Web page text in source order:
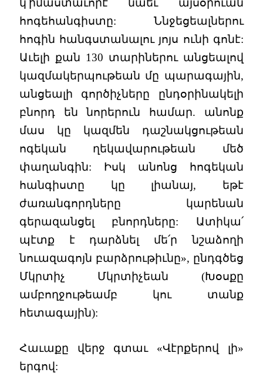
կ՛իմաստաւորէ նաեւ այսօրուան
հոգեհանգիստը: Ննջեցեալներու
հոգին հանգստանալու յոյս ունի գոնէ:
Աւելի քան 130 տարիներու անցեալով
կազմակերպութեան մը պարագային,
անցեալի գործիչները ընդօրինակելի
բնորդ են նորերուն համար. անոնք
մաս կը կազմեն դաշնակցութեան
ոգեկան ղեկավարութեան մեծ
փաղանգին: Իսկ անոնց հոգեկան
հանգիստը կը լիանայ, եթէ
ժառանգորդները կարենան
գերազանցել բնորդները: Ատիկա՛
պէտք է դարձնել մե՛ր նշաձողի
նուազագոյն բարձրութիւնը», ընդգծեց
Մկրտիչ Մկրտիչեան (Խօսքը
ամբողջութեամբ կու տանք
հետագային):
Հաւաքը վերջ գտաւ «Վէրքերով լի»
երգով: